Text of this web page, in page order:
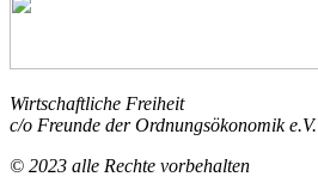
Wirtschaftliche Freiheit
c/o Freunde der Ordnungsökonomik e.V.
© 2023 alle Rechte vorbehalten